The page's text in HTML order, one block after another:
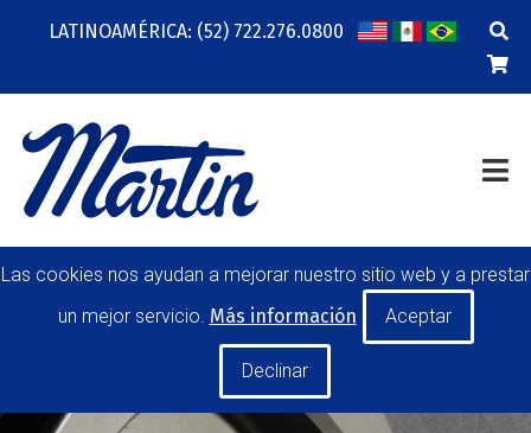
LATINOAMÉRICA: (52) 722.276.0800
RECURSOS
ENTRENAMIENTO EN LÍNEA
CONTACTO
TRANSMISIÓN DE POTENCIA
MANEJO DE MATERIALES
TRANSPORTADORA
HERRAMIENTAS DE MANO
FABRICACIONES ESPECIALES
MI CUENTA
Las cookies nos ayudan a mejorar nuestro sitio web y a prestar
un mejor servicio. Más información